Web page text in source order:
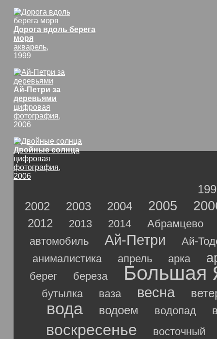
Дорога вдоль берега
моря
акварель,
1999
Ай-Петри за
деревьями
цифровая
фотография,
2006
Двойные солнца
цифровая
фотография,
2006
2002
2003 2004 2005
2012 2013 2014
Абрамцево
автомобиль
Ай-Петри
Ай-
анималистика
апрель арка
берег береза Большая
бутылка ваза весна
вода водоем водопад
воскресенье восточный